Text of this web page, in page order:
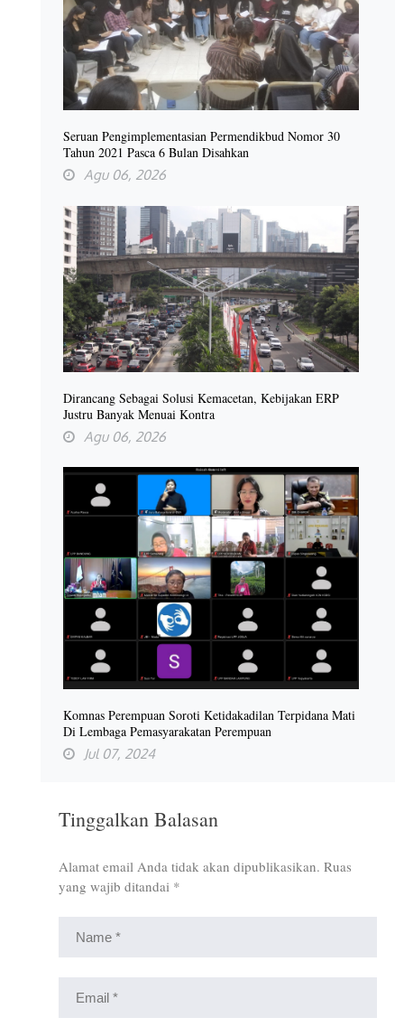
Seruan Pengimplementasian Permendikbud Nomor 30
Tahun 2021 Pasca 6 Bulan Disahkan
Agu 06, 2026
Dirancang Sebagai Solusi Kemacetan, Kebijakan ERP
Justru Banyak Menuai Kontra
Agu 06, 2026
Komnas Perempuan Soroti Ketidakadilan Terpidana Mati
Di Lembaga Pemasyarakatan Perempuan
Jul 07, 2024
Tinggalkan Balasan
Alamat email Anda tidak akan dipublikasikan. Ruas
yang wajib ditandai *